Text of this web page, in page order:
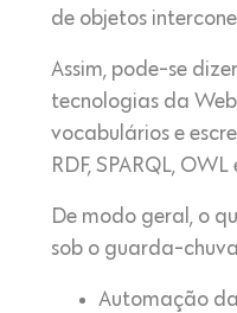
de objetos
Assim, pode-se
tecnologias da
vocabulários e
RDF, SPARQL, OWL
De modo geral, o
sob o guarda-
Automação